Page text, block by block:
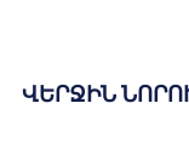
ՎԵՐՋԻՆ